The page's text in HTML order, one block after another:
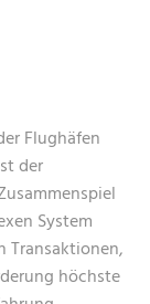
Flughäfen
der
System
Transaktionen,
höchste